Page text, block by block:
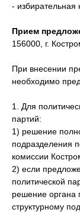
- избирательная
Прием
156000, г.
При внесении
необходимо
1. Для
партий:
1) решение
подразделения
комиссии
2) если
политической
решение органа
структурному